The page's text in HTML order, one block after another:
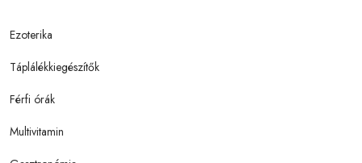
Ezoterika
Táplálékkiegészítők
Férfi órák
Multivitamin